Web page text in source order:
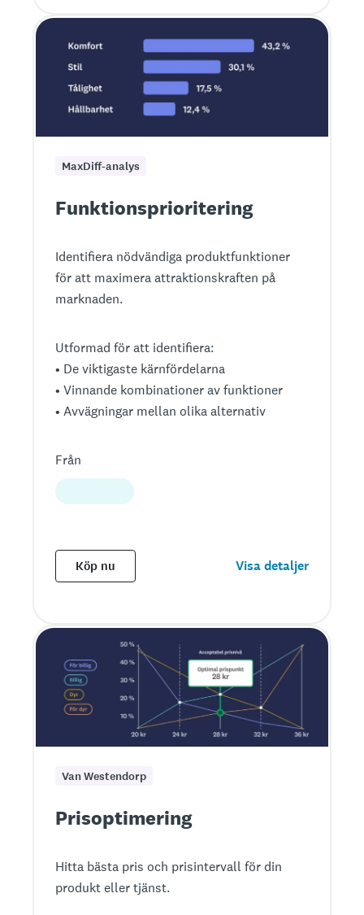
MaxDiff-analys
Funktionsprioritering
Identifiera nödvändiga produktfunktioner
för att maximera attraktionskraften på
marknaden.
Utformad för att identifiera:
• De viktigaste kärnfördelarna
• Vinnande kombinationer av funktioner
• Avvägningar mellan olika alternativ
Från
Köp nu Visa detaljer
Van Westendorp
Prisoptimering
Hitta bästa pris och prisintervall för din
produkt eller tjänst.